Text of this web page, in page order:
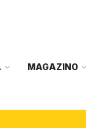
MAGAZINO